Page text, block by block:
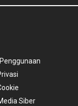
Siber